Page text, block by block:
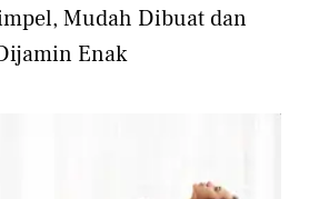
Mudah Dibuat dan
Enak